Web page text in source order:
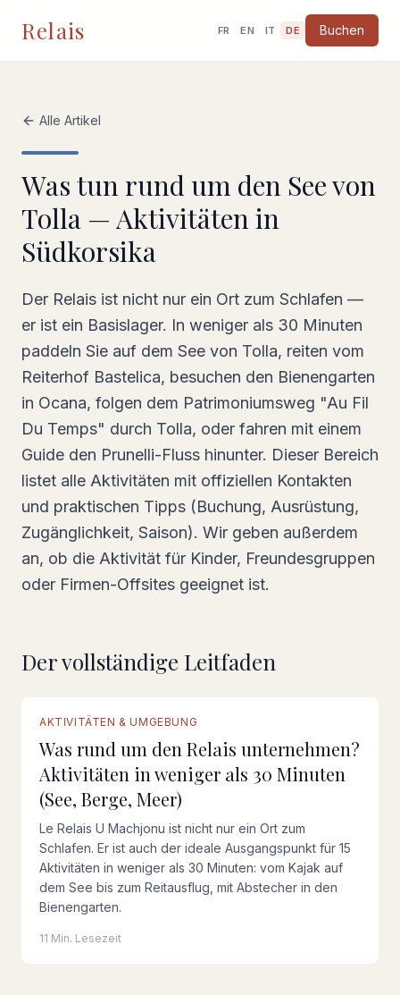
Relais FR EN IT DE Buchen
Alle Artikel
Was tun rund um den See von
Tolla — Aktivitäten in
Südkorsika
Der Relais ist nicht nur ein Ort zum Schlafen —
er ist ein Basislager. In weniger als 30 Minuten
paddeln Sie auf dem See von Tolla, reiten vom
Reiterhof Bastelica, besuchen den Bienengarten
in Ocana, folgen dem Patrimoniumsweg "Au Fil
Du Temps" durch Tolla, oder fahren mit einem
Guide den Prunelli-Fluss hinunter. Dieser Bereich
listet alle Aktivitäten mit offiziellen Kontakten
und praktischen Tipps (Buchung, Ausrüstung,
Zugänglichkeit, Saison). Wir geben außerdem
an, ob die Aktivität für Kinder, Freundesgruppen
oder Firmen-Offsites geeignet ist.
Der vollständige Leitfaden
VOLLSTÄNDIGER LEITFADEN
AKTIVITÄTEN & UMGEBUNG
Was rund um den Relais unternehmen?
Aktivitäten in weniger als 30 Minuten
(See, Berge, Meer)
Le Relais U Machjonu ist nicht nur ein Ort zum
Schlafen. Er ist auch der ideale Ausgangspunkt für 15
Aktivitäten in weniger als 30 Minuten: vom Kajak auf
dem See bis zum Reitausflug, mit Abstecher in den
Bienengarten.
11 Min. Lesezeit